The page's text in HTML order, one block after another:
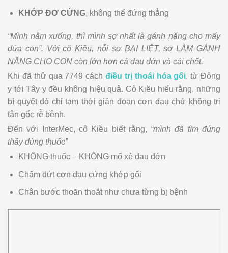
KHỚP ĐƠ CỨNG, không thể đứng thẳng
“Mình nằm xuống, thì mình sợ nhất là gánh nặng cho mấy
đứa con”. Với cô Kiều, nỗi sợ BẠI LIỆT, sợ LÀM GÁNH
NẶNG CHO CON còn lớn hơn cả đau đớn và cái chết.
Khi đã thử qua 7749 cách điều trị thoái hóa gối, từ Đông
y tới Tây y đều không hiệu quả. Cô Kiều hiểu rằng, những
bí quyết đó chỉ tạm thời gián đoạn cơn đau chứ không trị
tận gốc rễ bệnh.
Đến với InterMec, cô Kiều biết rằng, “mình đã tìm đúng
thầy đúng thuốc”
KHÔNG thuốc – KHÔNG mổ xẻ đau đớn
Chấm dứt cơn đau cứng khớp gối
Chân bước thoăn thoắt như chưa từng bị bệnh